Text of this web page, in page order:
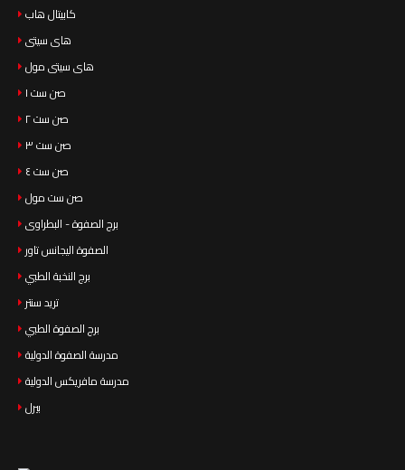
كابيتال هاب
هاى سيتى
هاى سيتى مول
صن ست ١
صن ست ٢
صن ست ٣
صن ست ٤
صن ست مول
برج الصفوة - البطراوى
الصفوة اليجانس تاور
برج النخبة الطبي
تريد سنتر
برج الصفوة الطبي
مدرسة الصفوة الدولية
مدرسة مافريكس الدولية
بيرل